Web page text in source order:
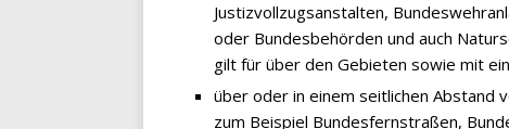
Justizvollzugsanstalten,
oder Bundesbehörden und auch
gilt für über den Gebieten sowie mit
über oder in einem seitlichen Abstand
zum Beispiel Bundesfernstraßen,